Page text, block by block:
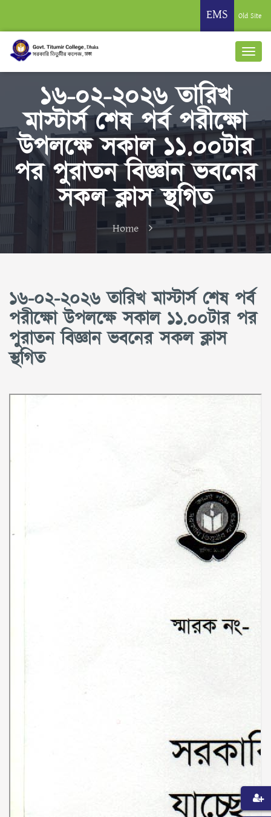
EMS Old Site
১৬-০২-২০২৬ তারিখ
মাস্টার্স শেষ পর্ব পরীক্ষাে
উপলক্ষে সকাল ১১.০০টার
পর পুরাতন বিজ্ঞান ভবনের
সকল ক্লাস স্থগিত
Home
১৬-০২-২০২৬ তারিখ মাস্টার্স শেষ পর্ব
পরীক্ষাে উপলক্ষে সকাল ১১.০০টার পর
পুরাতন বিজ্ঞান ভবনের সকল ক্লাস
স্থগিত